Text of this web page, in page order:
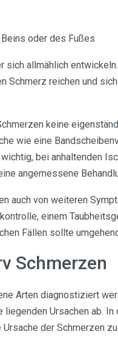
oder des Fußes
allmählich
Schmerz reichen und
keine
wie eine
bei anhaltenden
angemessene
auch von weiteren
einem
Fällen sollte
Schmerzen
Arten diagnostiziert
Ursachen ab.
der Schmerzen